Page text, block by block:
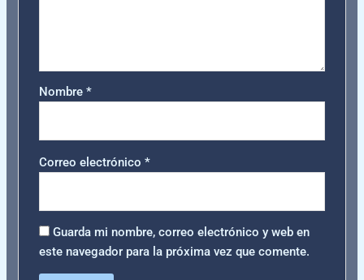
Nombre *
Correo electrónico *
Guarda mi nombre, correo electrónico y web en
este navegador para la próxima vez que comente.